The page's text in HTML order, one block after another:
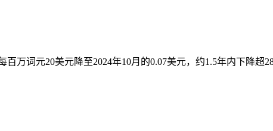
万词元20美元降至2024年10月的0.07美元，约1.5年内下降超